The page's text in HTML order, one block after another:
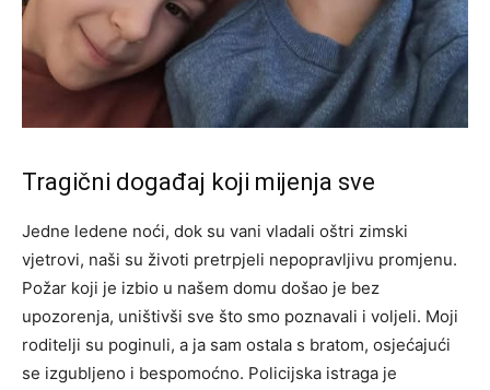
Tragični događaj koji mijenja sve
Jedne ledene noći, dok su vani vladali oštri zimski
vjetrovi, naši su životi pretrpjeli nepopravljivu promjenu.
Požar koji je izbio u našem domu došao je bez
upozorenja, uništivši sve što smo poznavali i voljeli. Moji
roditelji su poginuli, a ja sam ostala s bratom, osjećajući
se izgubljeno i bespomoćno. Policijska istraga je